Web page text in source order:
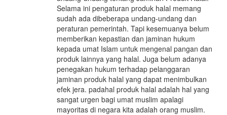
Selama ini pengaturan produk halal memang
sudah ada dibeberapa undang-undang dan
peraturan pemerintah. Tapi kesemuanya belum
memberikan kepastian dan jaminan hukum
kepada umat Islam untuk mengenal pangan dan
produk lainnya yang halal. Juga belum adanya
penegakan hukum terhadap pelanggaran
jaminan produk halal yang dapat menimbulkan
efek jera. padahal produk halal adalah hal yang
sangat urgen bagi umat muslim apalagi
mayoritas di negara kita adalah orang muslim.